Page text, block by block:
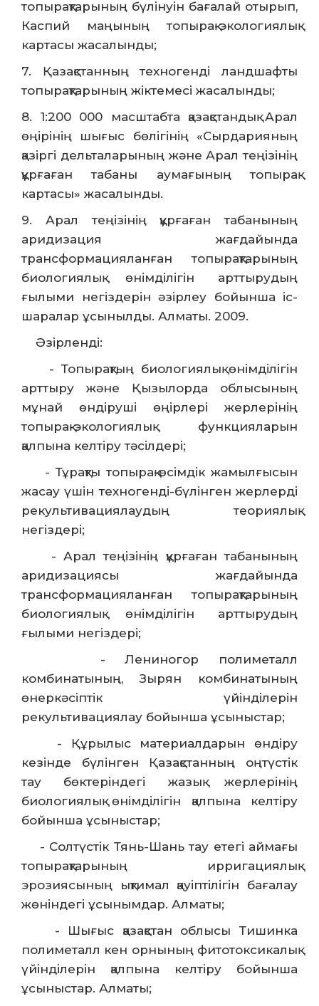
топырақтарының бүлінуін бағалай отырып,
Каспий маңының топырақ-экологиялық
картасы жасалынды;
7. Қазақстанның техногенді ландшафты
топырақтарының жіктемесі жасалынды;
8. 1:200 000 масштабта қазақстандық Арал
өңірінің шығыс бөлігінің «Сырдарияның
қазіргі дельталарының және Арал теңізінің
құрғаған табаны аумағының топырақ
картасы» жасалынды.
9. Арал теңізінің құрғаған табанының
аридизация жағдайында
трансформацияланған топырақтарының
биологиялық өнімділігін арттырудың
ғылыми негіздерін әзірлеу бойынша іс-
шаралар ұсынылды. Алматы. 2009.
Әзірленді:
- Топырақтың биологиялық өнімділігін
арттыру және Қызылорда облысының
мұнай өндіруші өңірлері жерлерінің
топырақ-экологиялық функцияларын
қалпына келтіру тәсілдері;
- Тұрақты топырақ-өсімдік жамылғысын
жасау үшін техногенді-бүлінген жерлерді
рекультивациялаудың теориялық
негіздері;
- Арал теңізінің құрғаған табанының
аридизациясы жағдайында
трансформацияланған топырақтарының
биологиялық өнімділігін арттырудың
ғылыми негіздері;
- Лениногор полиметалл
комбинатының, Зырян комбинатының
өнеркәсіптік үйінділерін
рекультивациялау бойынша ұсыныстар;
- Құрылыс материалдарын өндіру
кезінде бүлінген Қазақстанның оңтүстік
тау бөктеріндегі жазық жерлерінің
биологиялық өнімділігін қалпына келтіру
бойынша ұсыныстар;
- Солтүстік Тянь-Шань тау етегі аймағы
топырақтарының ирригациялық
эрозиясының ықтимал қауіптілігін бағалау
жөніндегі ұсынымдар. Алматы;
- Шығыс қазақстан облысы Тишинка
полиметалл кен орнының фитотоксикалық
үйінділерін қалпына келтіру бойынша
ұсыныстар. Алматы;